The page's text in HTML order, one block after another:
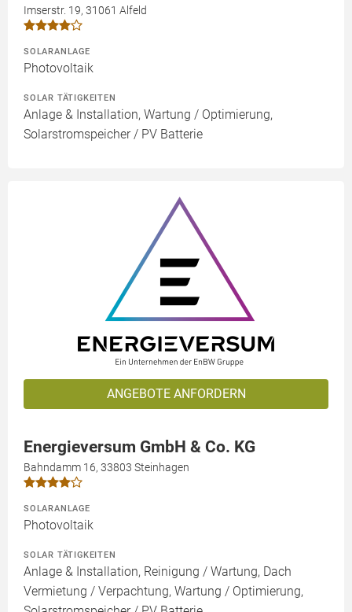
Imserstr. 19, 31061 Alfeld
SOLARANLAGE
Photovoltaik
SOLAR TÄTIGKEITEN
Anlage & Installation, Wartung / Optimierung,
Solarstromspeicher / PV Batterie
ANGEBOTE ANFORDERN
Energieversum GmbH & Co. KG
Bahndamm 16, 33803 Steinhagen
SOLARANLAGE
Photovoltaik
SOLAR TÄTIGKEITEN
Anlage & Installation, Reinigung / Wartung, Dach
Vermietung / Verpachtung, Wartung / Optimierung,